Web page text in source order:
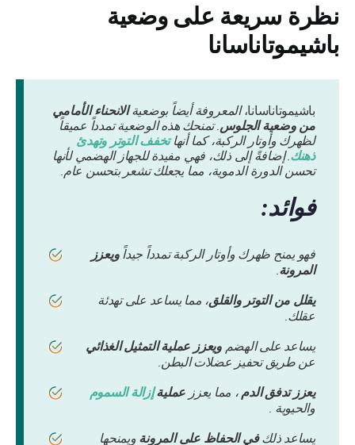
نظرة سريعة على وضعية
باشيموتاناسانا
باشيموتاناسانا،المعروفة أيضاً بوضعيةالانحناء الأمامي
من وضعية الجلوس. تمنحك هذه الوضعية تمدداً عميقاً
لظهرك وأوتار الركبة، كما أنهاتخفف التوتر وتهدئ
ذهنك. إضافةً إلى ذلك، فهي مفيدة للجهاز الهضمي لأنها
تحسن الدورة الدموية، مما يجعلك تشعر بتحسن عام.
فوائد:
فهو يمنح ظهرك وأوتار الركبة تمدداً جيداًويعزز
المرونة.
يقلل منالتوتر والقلق، مما يساعد على تهدئة
عقلك.
يساعد على الهضمويعزز عملية التمثيل الغذائي
عن طريق تحفيز عضلات البطن.
يعزز تدفق الدم، مما يعززعمليةإزالة السموم
والحيوية .
يساعد ذلكفي الحفاظ على المرونةويمنحها